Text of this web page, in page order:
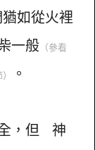
如從火裡
一般 （參看
。
，但 神